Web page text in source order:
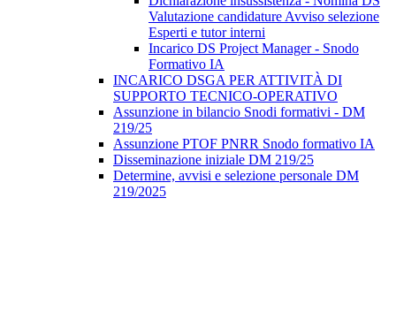
Valutazione candidature Avviso selezione
Esperti e tutor interni
Incarico DS Project Manager - Snodo
Formativo IA
INCARICO DSGA PER ATTIVITÀ DI
SUPPORTO TECNICO-OPERATIVO
Assunzione in bilancio Snodi formativi - DM
219/25
Assunzione PTOF PNRR Snodo formativo IA
Disseminazione iniziale DM 219/25
Determine, avvisi e selezione personale DM
219/2025